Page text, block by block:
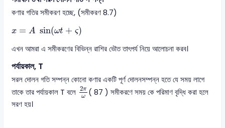
কণার গতির সমীকরণ হচ্ছে, (সমীকরণ 8.7)
x = A sin(ωt + ς)
x=A sinωt+ς
এখন আমরা এ সমীকরণের বিভিন্ন রাশির ভৌত তাৎপর্য নিয়ে আলোচনা করব।
পর্যায়কাল, T
সরল দোলন গতি সম্পন্ন কোনো কণার একটি পূর্ণ দোলনসম্পন্ন হতে যে সময় লাগে
তাকে তার পর্যায়কাল T বলে 2π
ω
2π ω
( 87 ) সমীকরণে সময় কে পরিমাণ বৃদ্ধি করা হলে
সরণ হয়।